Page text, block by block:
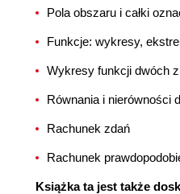
Pola obszaru i całki
Funkcje: wykresy,
Wykresy funkcji dwóch
Równania i nierówności
Rachunek zdań
Rachunek
Książka ta jest także